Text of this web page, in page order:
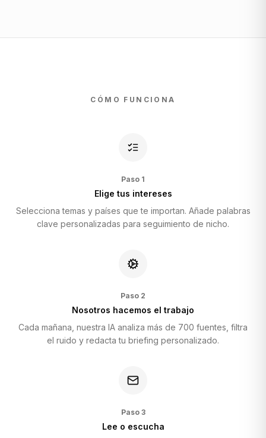
CÓMO FUNCIONA
Paso 1
Elige tus intereses
Selecciona temas y países que te importan. Añade palabras
clave personalizadas para seguimiento de nicho.
Paso 2
Nosotros hacemos el trabajo
Cada mañana, nuestra IA analiza más de 700 fuentes, filtra
el ruido y redacta tu briefing personalizado.
Paso 3
Lee o escucha